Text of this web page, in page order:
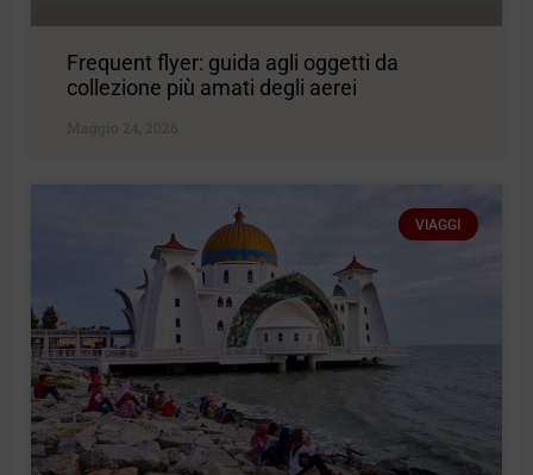
Frequent flyer: guida agli oggetti da
collezione più amati degli aerei
Maggio 24, 2026
VIAGGI